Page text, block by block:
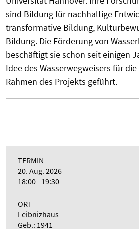
sind Bildung für nachhaltige
transformative Bildung,
Bildung. Die Förderung von
beschäftigt sie schon seit einigen
Idee des Wasserwegweisers für
Rahmen des Projekts geführt.
TERMIN
20. Aug. 2026
18:00 - 19:30
ORT
Leibnizhaus
Geb.: 1941